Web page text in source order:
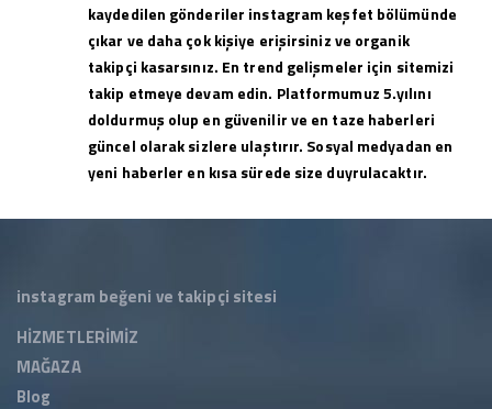
kaydedilen gönderiler instagram keşfet bölümünde
çıkar ve daha çok kişiye erişirsiniz ve organik
takipçi kasarsınız. En trend gelişmeler için sitemizi
takip etmeye devam edin. Platformumuz 5.yılını
doldurmuş olup en güvenilir ve en taze haberleri
güncel olarak sizlere ulaştırır. Sosyal medyadan en
yeni haberler en kısa sürede size duyrulacaktır.
instagram beğeni ve takipçi sitesi
HİZMETLERİMİZ
MAĞAZA
Blog